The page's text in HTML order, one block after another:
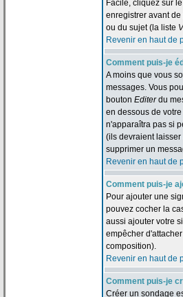
Facile, cliquez sur
enregistrer avant
ou du sujet (la liste
Revenir en haut de
Comment puis-je
A moins que vous
messages. Vous
bouton Editerdu
en dessous de
n'apparaîtra pas si
(ils devraient
supprimer un
Revenir en haut de
Comment puis-je
Pour ajouter une
pouvez cocher la
aussi ajouter votre
empêcher
composition).
Revenir en haut de
Comment puis-je
Créer un sondage